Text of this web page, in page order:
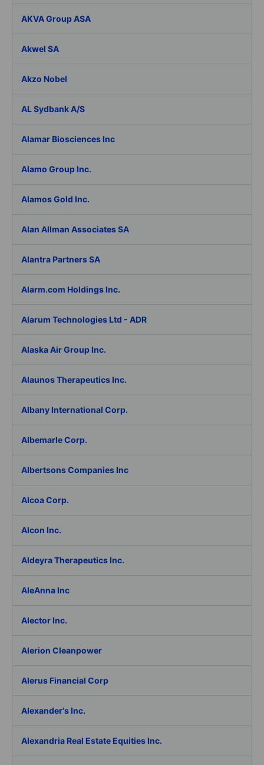
AKVA Group ASA
Akwel SA
Akzo Nobel
AL Sydbank A/S
Alamar Biosciences Inc
Alamo Group Inc.
Alamos Gold Inc.
Alan Allman Associates SA
Alantra Partners SA
Alarm.com Holdings Inc.
Alarum Technologies Ltd - ADR
Alaska Air Group Inc.
Alaunos Therapeutics Inc.
Albany International Corp.
Albemarle Corp.
Albertsons Companies Inc
Alcoa Corp.
Alcon Inc.
Aldeyra Therapeutics Inc.
AleAnna Inc
Alector Inc.
Alerion Cleanpower
Alerus Financial Corp
Alexander's Inc.
Alexandria Real Estate Equities Inc.